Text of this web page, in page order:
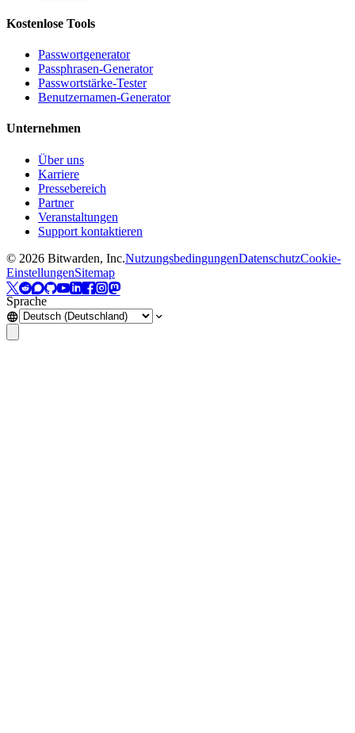
Kostenlose Tools
Passwortgenerator
Passphrasen-Generator
Passwortstärke-Tester
Benutzernamen-Generator
Unternehmen
Über uns
Karriere
Pressebereich
Partner
Veranstaltungen
Support kontaktieren
© 2026 Bitwarden, Inc.NutzungsbedingungenDatenschutzCookie-
EinstellungenSitemap
Sprache